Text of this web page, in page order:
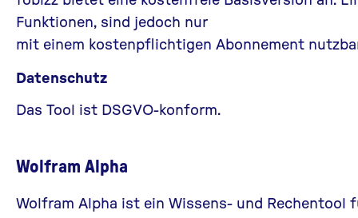
Funktionen, sind jedoch nur
mit einem kostenpflichtigen Abonnement
Datenschutz
Das Tool ist DSGVO-konform.
Wolfram Alpha
Wolfram Alpha ist ein Wissens- und Rechentool